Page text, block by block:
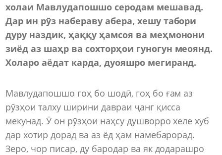
холаи Мавлудапошшо серодам мешавад.
Дар ин рӯз набераву абера, хешу табори
дуру наздик, ҳаққу ҳамсоя ва меҳмонони
зиёд аз шаҳр ва сохторҳои гуногун меоянд.
Холаро аёдат карда, дуояшро мегиранд.
Мавлудапошшо гоҳ бо шодӣ, гоҳ бо ғам аз
рӯзҳои талху ширини давраи ҷанг қисса
мекунад. Ӯ он рӯзҳои наҳсу душворро хеле хуб
дар хотир дорад ва аз ёд ҳам намебарорад.
Зеро, чор писар, ду бародар ва як додарашро